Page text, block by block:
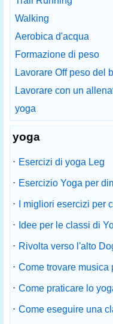
Walking
Aerobica d'acqua
Formazione di peso
Lavorare Off peso del
Lavorare con un
yoga
yoga
· Esercizi di yoga Leg
· Esercizio Yoga per
·
I migliori esercizi per
· Idee per le classi di
· Rivolta verso l'alto
· Come trovare musica
· Come praticare lo
· Come eseguire una